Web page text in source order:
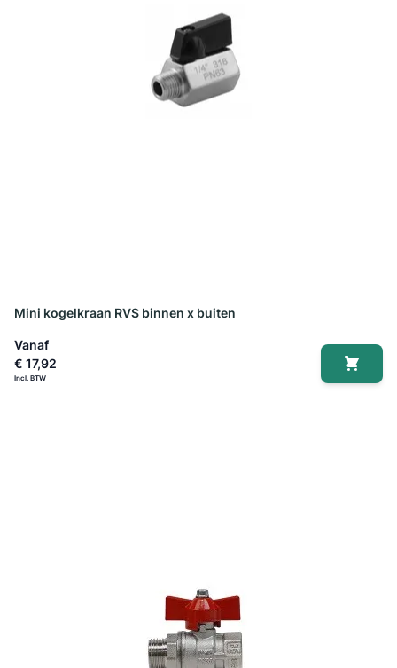
Mini kogelkraan RVS binnen x buiten
Vanaf
€ 17,92